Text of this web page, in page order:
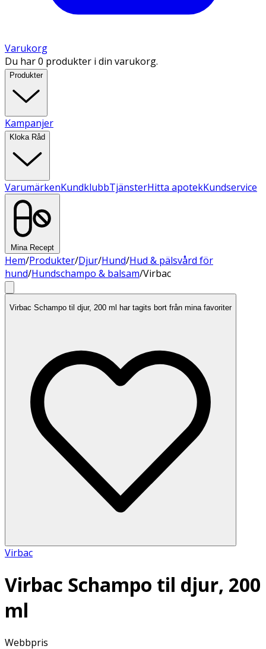
Varukorg
Du har 0 produkter i din varukorg.
Produkter
Kampanjer
Kloka Råd
VarumärkenKundklubbTjänsterHitta apotekKundservice
Mina Recept
Hem/Produkter/Djur/Hund/Hud & pälsvård för
hund/Hundschampo & balsam/Virbac
Virbac Schampo til djur, 200 ml har tagits bort från mina favoriter
Virbac
Virbac Schampo til djur, 200
ml
Webbpris